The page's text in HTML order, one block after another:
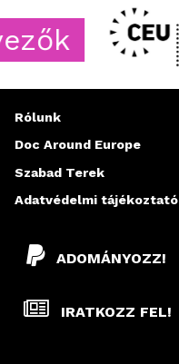
ADOMÁNYOZZ!
IRATKOZZ FEL!
Rólunk
Doc Around Europe
Szabad Terek
Adatvédelmi tájékoztató